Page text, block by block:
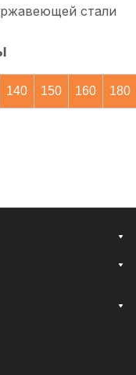
стали
140 150 160 180